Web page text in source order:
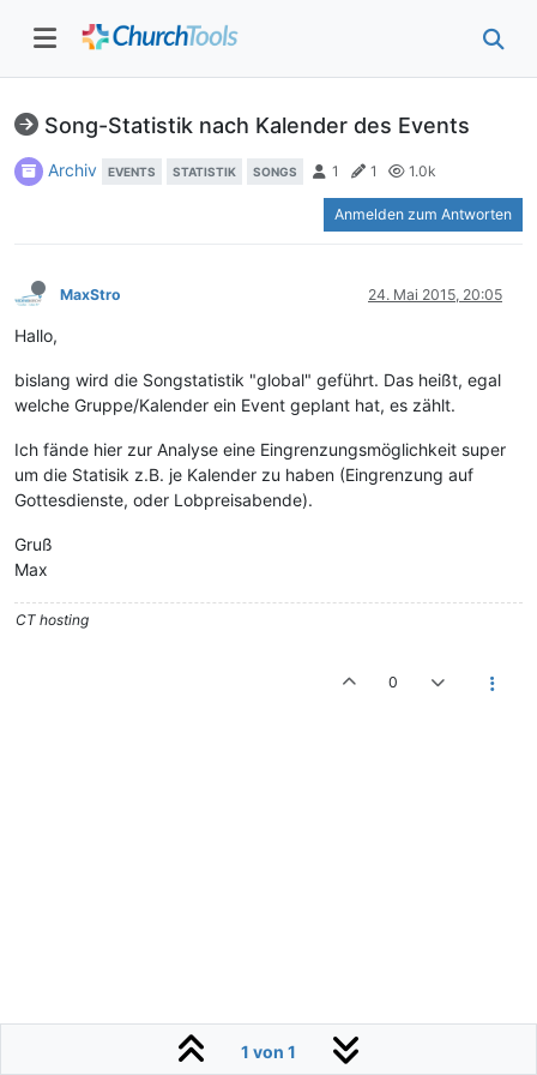
Song-Statistik nach Kalender des Events
Archiv EVENTS STATISTIK SONGS 1 1 1.0k
Anmelden zum Antworten
MaxStro 24. Mai 2015, 20:05
Hallo,
bislang wird die Songstatistik "global" geführt. Das heißt, egal
welche Gruppe/Kalender ein Event geplant hat, es zählt.
Ich fände hier zur Analyse eine Eingrenzungsmöglichkeit super
um die Statisik z.B. je Kalender zu haben (Eingrenzung auf
Gottesdienste, oder Lobpreisabende).
Gruß
Max
CT hosting
0
1 von 1